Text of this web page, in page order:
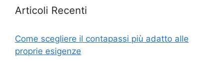
Articoli Recenti
Come scegliere il contapassi più adatto alle
proprie esigenze